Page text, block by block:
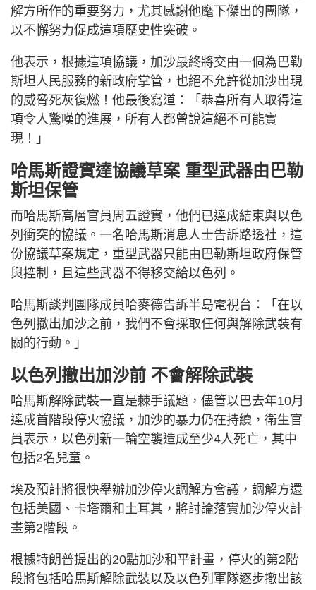
解方所作的重要努力，尤其感謝他麾下傑出的團隊，
以不懈努力促成這項歷史性突破。
他表示，根據這項協議，加沙最終將交由一個為巴勒
斯坦人民服務的新政府掌管，也絕不允許從加沙出現
的威脅死灰復燃！他最後寫道：「恭喜所有人取得這
項令人驚嘆的進展，所有人都曾說這絕不可能實
現！」
哈馬斯證實達協議草案 重型武器由巴勒
斯坦保管
而哈馬斯高層官員周五證實，他們已達成結束與以色
列衝突的協議。一名哈馬斯消息人士告訴路透社，這
份協議草案規定，重型武器只能由巴勒斯坦政府保管
與控制，且這些武器不得移交給以色列。
哈馬斯談判團隊成員哈麥德告訴半島電視台：「在以
色列撤出加沙之前，我們不會採取任何與解除武裝有
關的行動。」
以色列撤出加沙前 不會解除武裝
哈馬斯解除武裝一直是棘手議題，儘管以巴去年10月
達成首階段停火協議，加沙的暴力仍在持續，衛生官
員表示，以色列新一輪空襲造成至少4人死亡，其中
包括2名兒童。
埃及預計將很快舉辦加沙停火調解方會議，調解方還
包括美國、卡塔爾和土耳其，將討論落實加沙停火計
畫第2階段。
根據特朗普提出的20點加沙和平計畫，停火的第2階
段將包括哈馬斯解除武裝以及以色列軍隊逐步撤出該